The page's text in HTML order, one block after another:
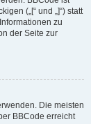
(„[“ und „]“) statt
zu
der Seite zur
Die meisten
BBCode erreicht